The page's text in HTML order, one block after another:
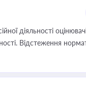
діяльності
Відстеження
під час оподаткування,
діяльності